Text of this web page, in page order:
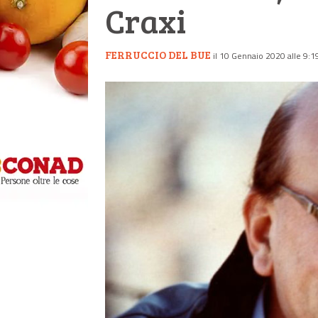
Craxi
FERRUCCIO DEL BUE il 10 Gennaio 2020 alle